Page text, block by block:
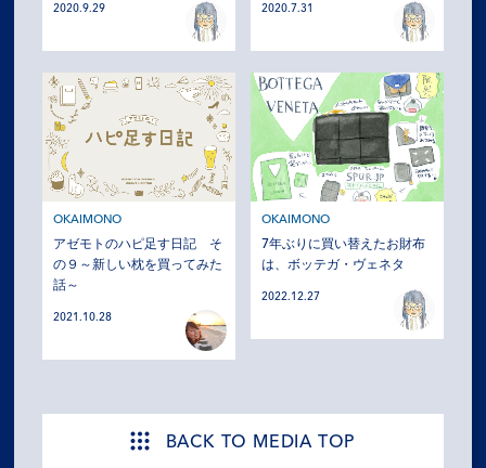
2020.9.29 2020.7.31
OKAIMONO
アゼモトのハピ足す日記 そ
の９～新しい枕を買ってみた
話～
2021.10.28
OKAIMONO
7年ぶりに買い替えたお財布
は、ボッテガ・ヴェネタ
2022.12.27
BACK TO MEDIA TOP